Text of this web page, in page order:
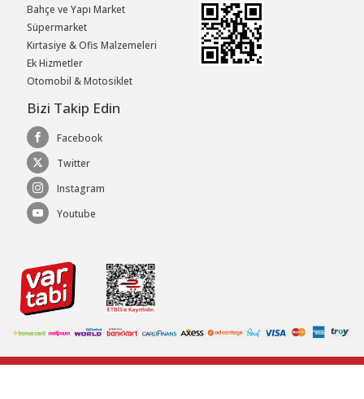
Bahçe ve Yapı Market
Süpermarket
Kırtasiye & Ofis Malzemeleri
Ek Hizmetler
Otomobil & Motosiklet
Bizi Takip Edin
Facebook
Twitter
Instagram
Youtube